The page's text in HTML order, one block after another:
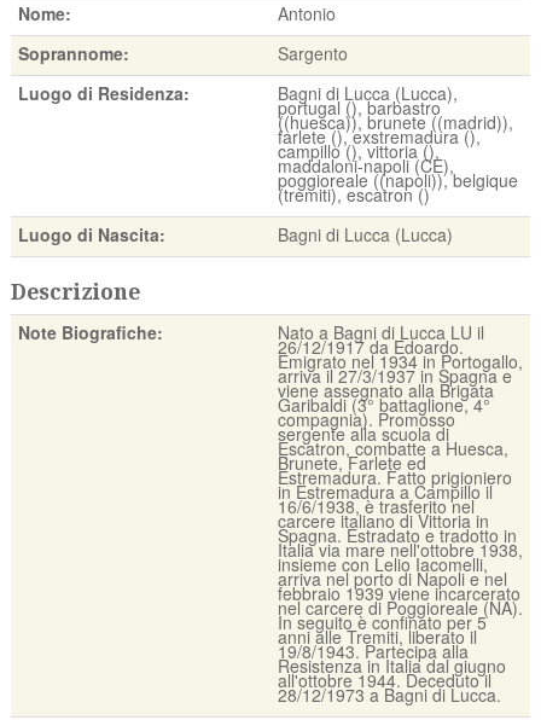
Nome:
Antonio
Soprannome:
Sargento
Luogo di Residenza:
Bagni di Lucca (Lucca),
portugal (), barbastro
((huesca)), brunete ((madrid)),
farlete (), exstremadura (),
campillo (), vittoria (),
maddaloni-napoli (CE),
poggioreale ((napoli)), belgique
(tremiti), escatron ()
Luogo di Nascita:
Bagni di Lucca (Lucca)
Descrizione
Note Biografiche: Nato a Bagni di Lucca LU il
26/12/1917 da Edoardo.
Emigrato nel 1934 in Portogallo,
arriva il 27/3/1937 in Spagna e
viene assegnato alla Brigata
Garibaldi (3° battaglione, 4°
compagnia). Promosso
sergente alla scuola di
Escatron, combatte a Huesca,
Brunete, Farlete ed
Estremadura. Fatto prigioniero
in Estremadura a Campillo il
16/6/1938, è trasferito nel
carcere italiano di Vittoria in
Spagna. Estradato e tradotto in
Italia via mare nell'ottobre 1938,
insieme con Lelio Iacomelli,
arriva nel porto di Napoli e nel
febbraio 1939 viene incarcerato
nel carcere di Poggioreale (NA).
In seguito è confinato per 5
anni alle Tremiti, liberato il
19/8/1943. Partecipa alla
Resistenza in Italia dal giugno
all'ottobre 1944. Deceduto il
28/12/1973 a Bagni di Lucca.